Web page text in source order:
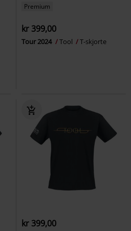
Premium
kr 399,00
Tour 2024 Tool T-skjorte
kr 399,00